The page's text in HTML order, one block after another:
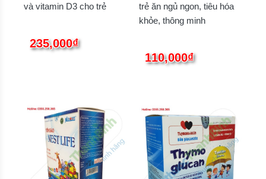
và vitamin D3 cho trẻ
235,000₫
trẻ ăn ngủ ngon, tiêu hóa
khỏe, thông minh
110,000₫